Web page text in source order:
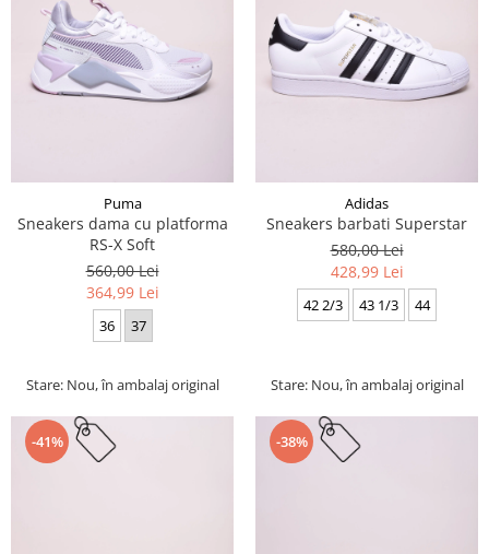
Puma
Sneakers dama cu platforma
RS-X Soft
560,00 Lei
364,99 Lei
36 37
Stare: Nou, în ambalaj original
Adidas
Sneakers barbati Superstar
580,00 Lei
428,99 Lei
42 2/3 43 1/3 44
Stare: Nou, în ambalaj original
-41% -38%